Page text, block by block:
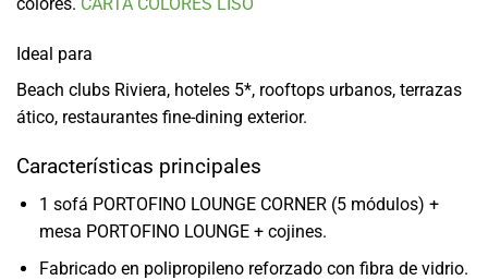
colores. CARTA COLORES LISO
Ideal para
Beach clubs Riviera, hoteles 5*, rooftops urbanos, terrazas
ático, restaurantes fine-dining exterior.
Características principales
1 sofá PORTOFINO LOUNGE CORNER (5 módulos) +
mesa PORTOFINO LOUNGE + cojines.
Fabricado en polipropileno reforzado con fibra de vidrio.